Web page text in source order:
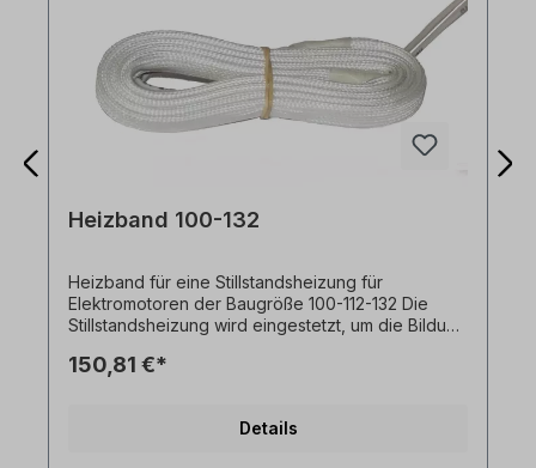
Heizband 100-132
Heizband für eine Stillstandsheizung für
Elektromotoren der Baugröße 100-112-132 Die
Stillstandsheizung wird eingestetzt, um die Bildung
verhindern.
150,81 €*
Details